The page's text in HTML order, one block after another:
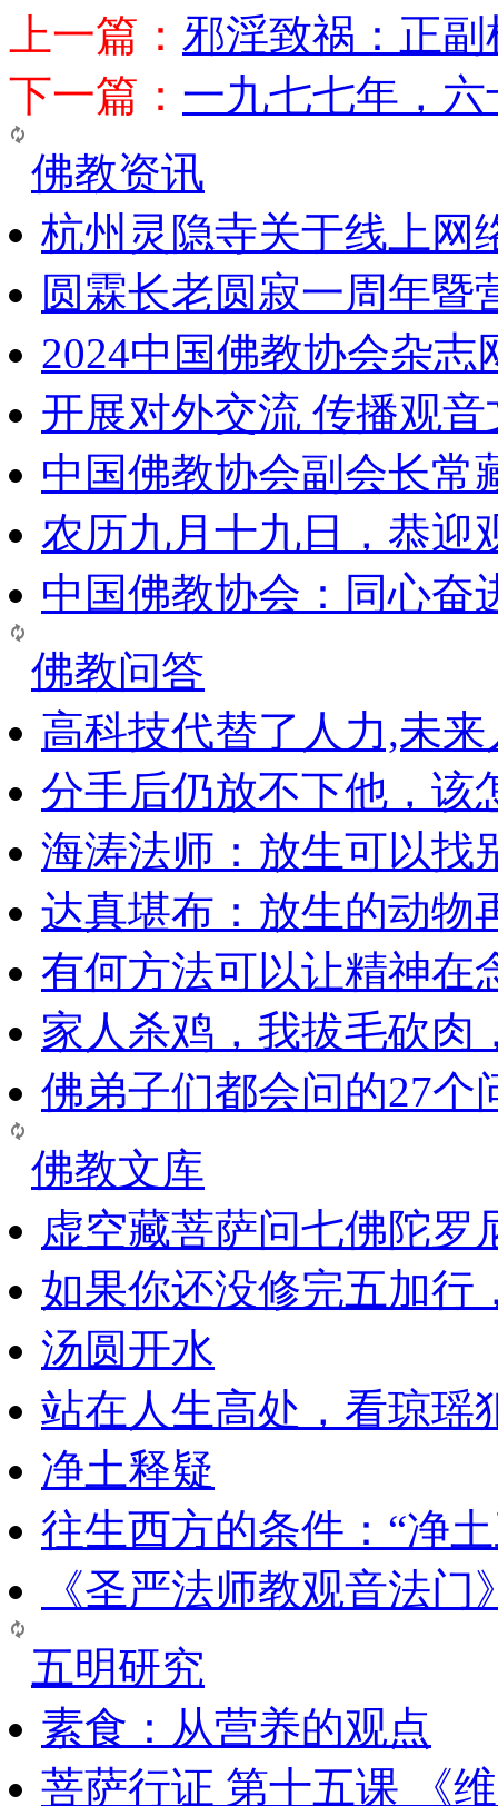
上一篇： 邪淫致祸：正
下一篇： 一九七七年，
佛教资讯
杭州灵隐寺关于线上网
圆霖长老圆寂一周年暨
2024中国佛教协会杂志
开展对外交流 传播观
中国佛教协会副会长常
农历九月十九日，恭迎
中国佛教协会：同心奋
佛教问答
高科技代替了人力,未
分手后仍放不下他，该
海涛法师：放生可以找
达真堪布：放生的动物
有何方法可以让精神在
家人杀鸡，我拔毛砍肉
佛弟子们都会问的27个
佛教文库
虚空藏菩萨问七佛陀罗
如果你还没修完五加行
汤圆开水
站在人生高处，看琼瑶
净土释疑
往生西方的条件：“净
《圣严法师教观音法
五明研究
素食：从营养的观点
菩萨行证 第十五课 《